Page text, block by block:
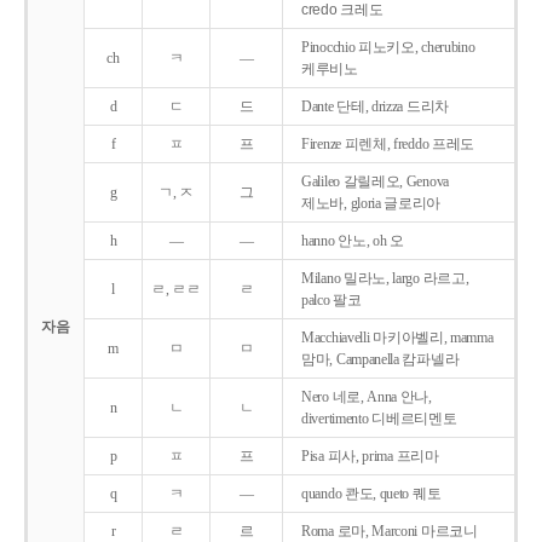
자음
credo 크레도
ch ㅋ ―
Pinocchio 피노키오, cherubino
케루비노
d ㄷ 드 Dante 단테, drizza 드리차
f ㅍ 프 Firenze 피렌체, freddo 프레도
g ㄱ, ㅈ 그
Galileo 갈릴레오, Genova
제노바, gloria 글로리아
h ― ― hanno 안노, oh 오
l ㄹ, ㄹㄹ ㄹ
Milano 밀라노, largo 라르고,
palco 팔코
m ㅁ ㅁ
Macchiavelli 마키아벨리, mamma
맘마, Campanella 캄파넬라
n ㄴ ㄴ
Nero 네로, Anna 안나,
divertimento 디베르티멘토
p ㅍ 프 Pisa 피사, prima 프리마
q ㅋ ― quando 콴도, queto 퀘토
r ㄹ 르 Roma 로마, Marconi 마르코니